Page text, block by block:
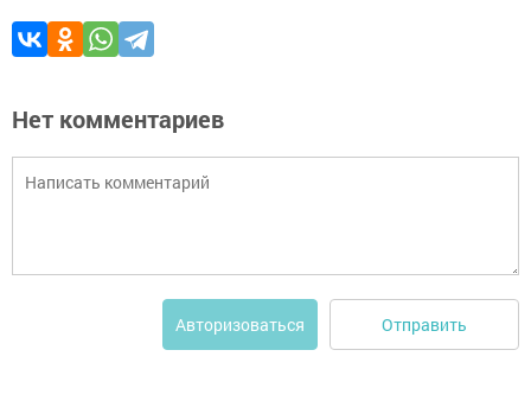
Нет комментариев
Авторизоваться Отправить